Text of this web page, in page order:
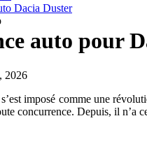
Dacia Duster
auto pour
2026
imposé comme une
concurrence. Depuis, il n’a